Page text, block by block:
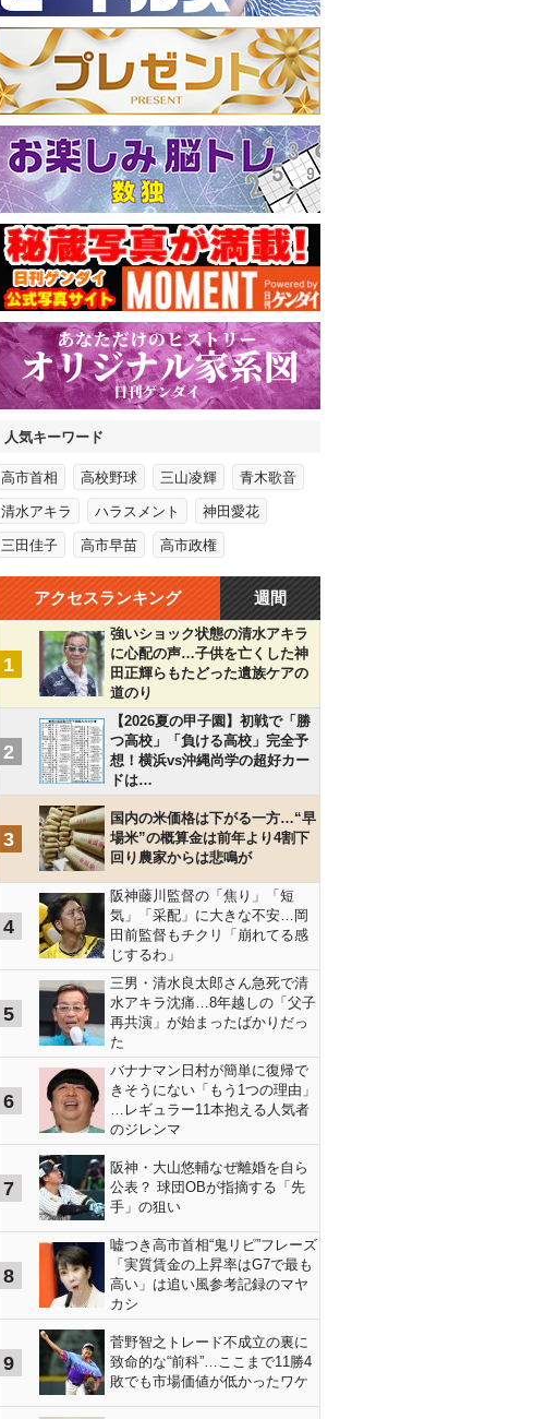
人気キーワード
高市首相 高校野球 三山凌輝 青木歌音
清水アキラ ハラスメント 神田愛花
三田佳子 高市早苗 高市政権
アクセスランキング 週間
1
強いショック状態の清水アキラ
に心配の声…子供を亡くした神
田正輝らもたどった遺族ケアの
道のり
2
【2026夏の甲子園】初戦で「勝
つ高校」「負ける高校」完全予
想！横浜vs沖縄尚学の超好カー
ドは…
3
国内の米価格は下がる一方…“早
場米”の概算金は前年より4割下
回り農家からは悲鳴が
4
阪神藤川監督の「焦り」「短
気」「采配」に大きな不安…岡
田前監督もチクリ「崩れてる感
じするわ」
5
三男・清水良太郎さん急死で清
水アキラ沈痛…8年越しの「父子
再共演」が始まったばかりだっ
た
6
バナナマン日村が簡単に復帰で
きそうにない「もう1つの理由」
…レギュラー11本抱える人気者
のジレンマ
7
阪神・大山悠輔なぜ離婚を自ら
公表？ 球団OBが指摘する「先
手」の狙い
8
嘘つき高市首相“鬼リピ”フレーズ
「実質賃金の上昇率はG7で最も
高い」は追い風参考記録のマヤ
カシ
9
菅野智之トレード不成立の裏に
致命的な“前科”…ここまで11勝4
敗でも市場価値が低かったワケ